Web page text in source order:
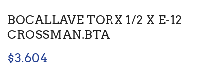
BOCALLAVE TORX 1/2 X E-12
CROSSMAN.BTA
$3.604